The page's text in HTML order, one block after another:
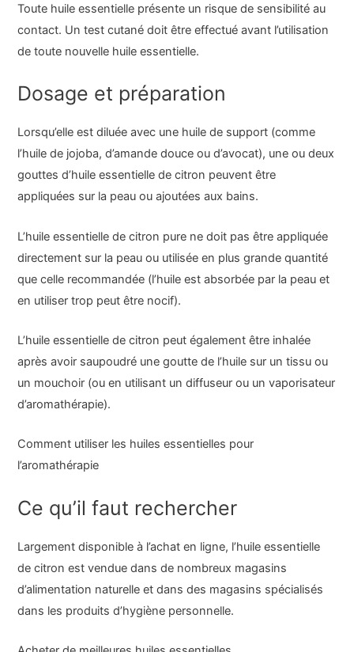
Toute huile essentielle présente un risque de sensibilité au
contact. Un test cutané doit être effectué avant l’utilisation
de toute nouvelle huile essentielle.
Dosage et préparation
Lorsqu’elle est diluée avec une huile de support (comme
l’huile de jojoba, d’amande douce ou d’avocat), une ou deux
gouttes d’huile essentielle de citron peuvent être
appliquées sur la peau ou ajoutées aux bains.
L’huile essentielle de citron pure ne doit pas être appliquée
directement sur la peau ou utilisée en plus grande quantité
que celle recommandée (l’huile est absorbée par la peau et
en utiliser trop peut être nocif).
L’huile essentielle de citron peut également être inhalée
après avoir saupoudré une goutte de l’huile sur un tissu ou
un mouchoir (ou en utilisant un diffuseur ou un vaporisateur
d’aromathérapie).
Comment utiliser les huiles essentielles pour
l’aromathérapie
Ce qu’il faut rechercher
Largement disponible à l’achat en ligne, l’huile essentielle
de citron est vendue dans de nombreux magasins
d’alimentation naturelle et dans des magasins spécialisés
dans les produits d’hygiène personnelle.